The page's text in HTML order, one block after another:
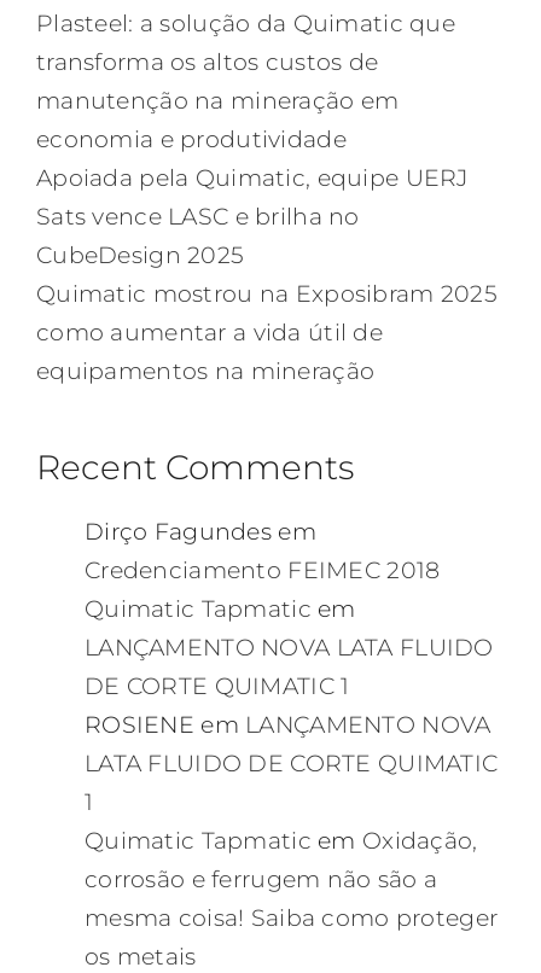
Plasteel: a solução da Quimatic que
transforma os altos custos de
manutenção na mineração em
economia e produtividade
Apoiada pela Quimatic, equipe UERJ
Sats vence LASC e brilha no
CubeDesign 2025
Quimatic mostrou na Exposibram 2025
como aumentar a vida útil de
equipamentos na mineração
Recent Comments
Dirço Fagundes em
Credenciamento FEIMEC 2018
Quimatic Tapmatic em
LANÇAMENTO NOVA LATA FLUIDO
DE CORTE QUIMATIC 1
ROSIENE em LANÇAMENTO NOVA
LATA FLUIDO DE CORTE QUIMATIC
1
Quimatic Tapmatic em Oxidação,
corrosão e ferrugem não são a
mesma coisa! Saiba como proteger
os metais